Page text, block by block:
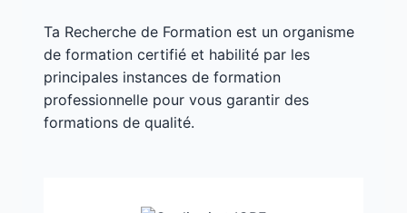
Ta Recherche de Formation est un organisme
de formation certifié et habilité par les
principales instances de formation
professionnelle pour vous garantir des
formations de qualité.